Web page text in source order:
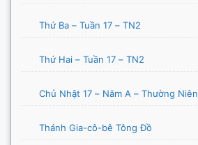
Thứ Ba – Tuần 17 – TN2
Thứ Hai – Tuần 17 – TN2
Chủ Nhật 17 – Năm A – Thường Niên
Thánh Gia-cô-bê Tông Đồ